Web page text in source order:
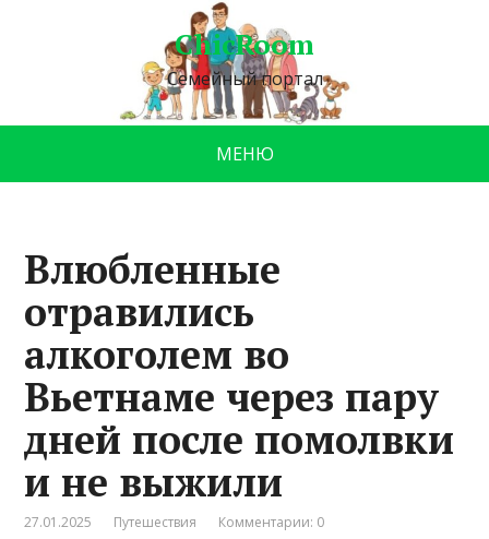
ChicRoom
Семейный портал
МЕНЮ
Влюбленные
отравились
алкоголем во
Вьетнаме через пару
дней после помолвки
и не выжили
27.01.2025 Путешествия Комментарии: 0